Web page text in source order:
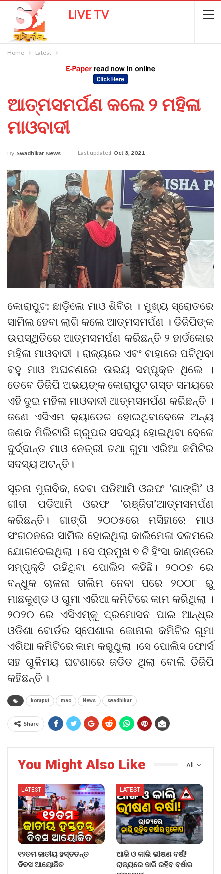
LIVE TV
Home Latest
ଆତ୍ମସମର୍ପଣ କଲେ ୨ ମହିଳା
ମାଓବାଦୀ
By Swadhikar News Last updated Oct 3, 2021
କୋରାପୁଟ: ଛାଡ଼ିଲେ ମାଓ ଶିବିର । ମୁଖ୍ୟ ସ୍ରୋତରେ
ସାମିଲ ହେବା ଲାଗି କଲେ ଆତ୍ମସମର୍ପଣ । ଡିଜିପିଙ୍କ
ଉପସ୍ଥିତିରେ ଆତ୍ମସମର୍ପଣ କରିଛନ୍ତି ୨ ହାର୍ଡକୋର
ମହିଳା ମାଓବାଦୀ । ରାଜ୍ୟରେ ଏବଂ ବାହାରେ ଘଟିଥିବା
ବହୁ ମାଓ ଅଘଟଣରେ ଉଭୟ ସମ୍ପୃକ୍ତ ଥିଲେ ।
ତେବେ ଡିଜିପି ଅଭୟଙ୍କ କୋରାପୁଟ ଗସ୍ତ ସମୟରେ
ଏହି ଦୁଇ ମହିଳା ମାଓବାଦୀ ଆତ୍ମସମର୍ପଣ କରିଛନ୍ତି ।
ଜଣେ ଏସିଏମ କ୍ୟାଡେର ହୋଇଥିବାବେଳେ ଅନ୍ୟ
ଜଣକ ମିଲିଟାରି ଗ୍ରୁପର ସଦସ୍ୟ ହୋଇଥିବା ବେଳେ
ଦୁର୍ଦ୍ଦାନ୍ତ ମାଓ ନେତ୍ରୀ ତଥା ଗୁମା ଏରିଆ କମିଟିର
ସଦସ୍ୟ ଅଟନ୍ତି।
ସୂଚନା ମୁତାବିକ, ଦେବା ପଡିଆମି ଓରଫ ‘ଗାଙ୍ଗି’ ଓ
ଗୀତା ପଡିଆମି ଓରଫ ‘ରଞ୍ଜିତା’ଆତ୍ମସମର୍ପଣ
କରିଛନ୍ତି। ଗାଙ୍ଗି ୨୦୦୫ରେ ମସିହାରେ ମାଓ
ସଂଗଠନରେ ସାମିଲ ହୋଇଥିଲା କାଲିମେଳା ଦଳମରେ
ଯୋଗଦେଇଥିଲା । ସେ ପ୍ରମୁଖ ୭ ଟି ହିଂସା କାଣ୍ଡରେ
ସମ୍ପୃକ୍ତି ରହିଥିବା ପୋଲିସ କହିଛି। ୨୦୦୭ ରେ
ବନ୍ଧୁକ ଚାଳନା ତାଲିମ ନେବା ପରେ ୨୦୦୮ ରୁ
ମାଛକୁଣ୍ଡ ଓ ଗୁମା ଏରିଆ କମିଟିରେ କାମ କରିଥିଲା ।
୨୦୨୦ ରେ ଏସିଏମ୍କୁ ପ୍ରମୋସନ ପାଇ ଆନ୍ଧ୍ର
ଓଡିଶା ବୋର୍ଡର ସ୍ପେଶାଲ ଜୋନାଲ କମିଟିର ଗୁମା
ଏରିଆ କମିଟିରେ କାମ କରୁଥୁଲା ।ସେ ପୋଲିସ ଫୋର୍ସ
ସହ ଗୁଳିମୟ ଘଟଣାରେ ଜଡିତ ଥିଲା ବୋଲି ଡିଜିପି
କହିଛନ୍ତି ।
koraput mao News swadhikar
Share
All
You Might Also Like
LATEST
୧୨ତମ ଜାତୀୟ ହସ୍ତତନ୍ତ
ଦିବସ ଆୟୋଜିତ
LATEST
ଆଜି ଓ କାଲି ଭୀଷଣ ବର୍ଷା!
ରାଜ୍ୟରେ ଜାରି ରହିବ ବର୍ଷାର